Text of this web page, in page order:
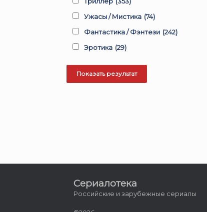
Ужасы / Мистика (74)
Фантастика / Фэнтези (242)
Эротика (29)
Сериалотека
Российские и зарубежные сериалы